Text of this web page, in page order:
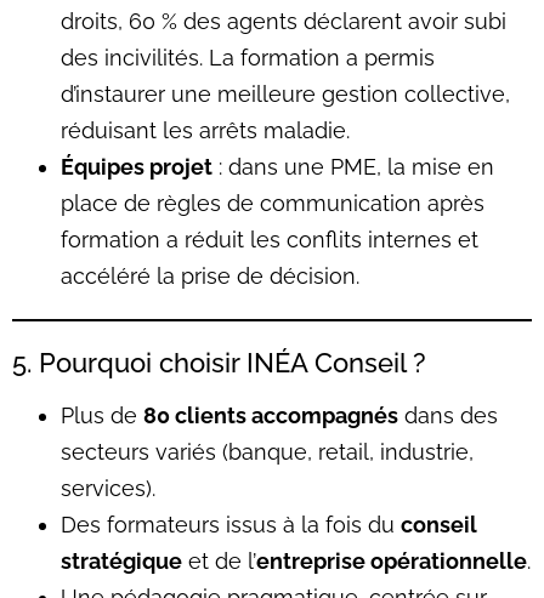
droits, 60 % des agents déclarent avoir subi
des incivilités. La formation a permis
d’instaurer une meilleure gestion collective,
réduisant les arrêts maladie.
Équipes projet : dans une PME, la mise en
place de règles de communication après
formation a réduit les conflits internes et
accéléré la prise de décision.
5. Pourquoi choisir INÉA Conseil ?
Plus de 80 clients accompagnés dans des
secteurs variés (banque, retail, industrie,
services).
Des formateurs issus à la fois du conseil
stratégique et de l’entreprise opérationnelle.